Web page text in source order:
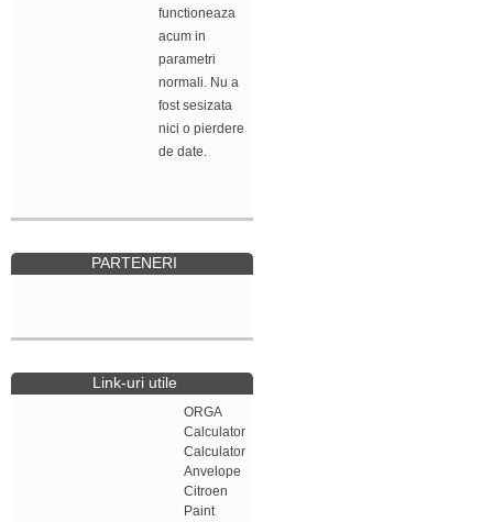
functioneaza
acum in
parametri
normali. Nu a
fost sesizata
nici o pierdere
de date.
PARTENERI
Link-uri utile
ORGA
Calculator
Calculator
Anvelope
Citroen
Paint